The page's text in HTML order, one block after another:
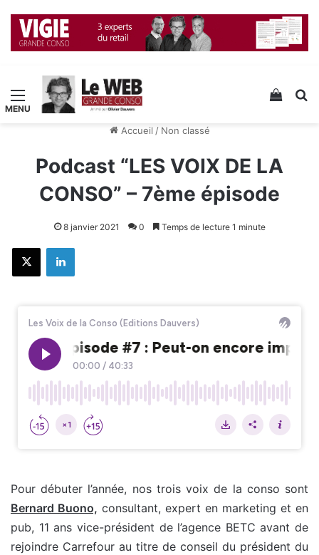
Menu Voir
Accueil / Non classé
Podcast “LES VOIX DE LA
CONSO” – 7ème épisode
8 janvier 2021 0 Temps de lecture 1 minute
X Linkedin
Pour débuter l’année, nos trois voix de la conso sont
Bernard Buono, consultant, expert en marketing et en
pub, 11 ans vice-président de l’agence BETC avant de
rejoindre Carrefour au titre de conseil du président du